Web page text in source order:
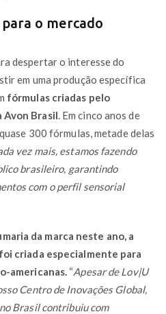
o mercado
despertar o interesse do
em uma produção específica
fórmulas criadas pelo
Avon Brasil . Em cinco anos de
300 fórmulas, metade delas
vez mais, estamos fazendo
brasileiro, garantindo
com o perfil sensorial
da marca neste ano, a
criada especialmente para
americanas. “Apesar de Lov|U
Centro de Inovações Global,
Brasil contribuiu com